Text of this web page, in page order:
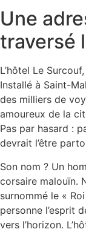
Une
traversé
L’hôtel Le
Installé à Saint-
des milliers de
amoureux de la
Pas par hasard :
devrait l’être
Son nom ? Un
corsaire malouïn.
surnommé le «
personne l’esprit
vers l’horizon.